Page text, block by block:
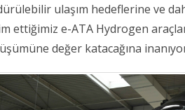
ulaşım hedeflerine ve
ettiğimiz e-ATA Hydrogen
değer katacağına